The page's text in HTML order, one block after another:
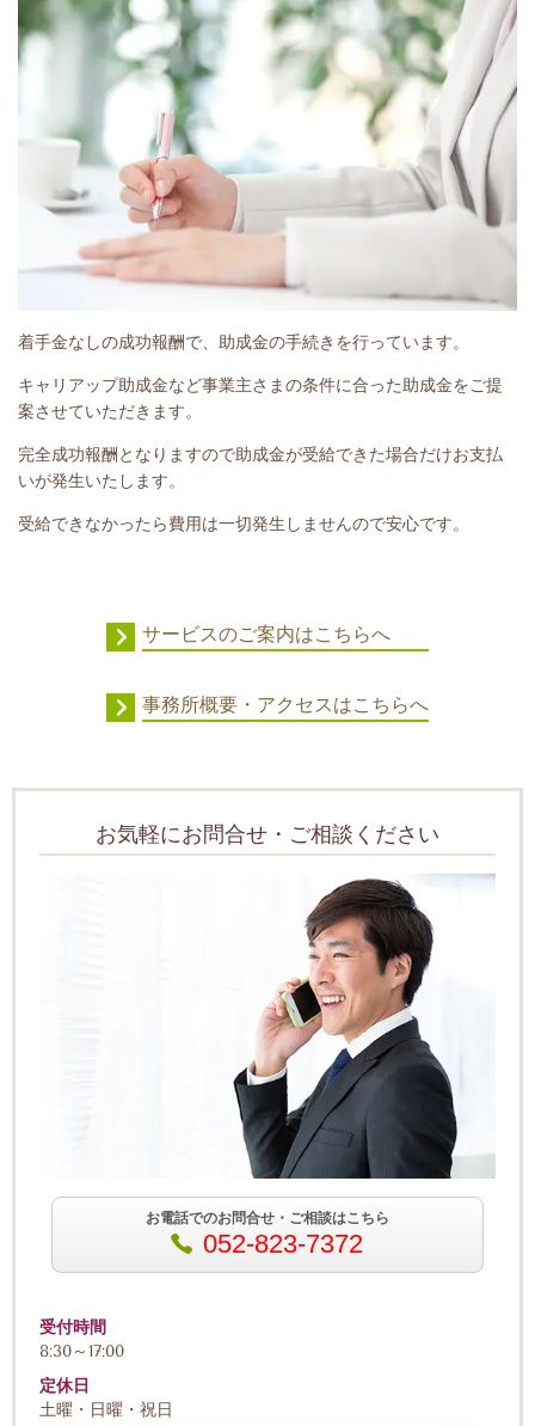
着手金なしの成功報酬で、助成金の手続きを行っています。
キャリアップ助成金など事業主さまの条件に合った助成金をご提
案させていただきます。
完全成功報酬となりますので助成金が受給できた場合だけお支払
いが発生いたします。
受給できなかったら費用は一切発生しませんので安心です。
サービスのご案内はこちらへ
事務所概要・アクセスはこちらへ
お気軽にお問合せ・ご相談ください
お電話でのお問合せ・ご相談はこちら
052-823-7372
受付時間
8:30～17:00
定休日
土曜・日曜・祝日